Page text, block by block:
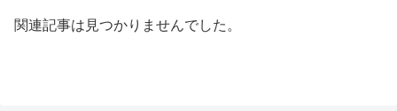
関連記事は見つかりませんでした。